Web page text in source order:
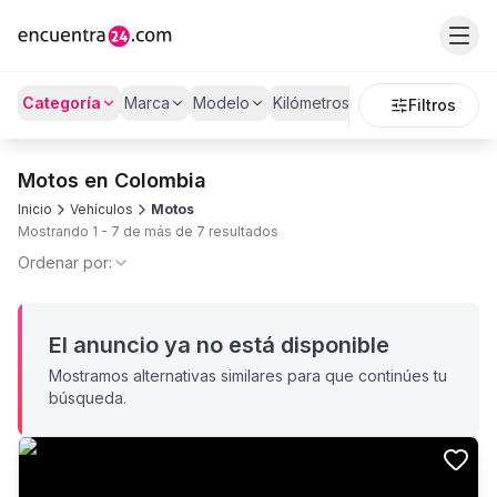
Categoría Marca Modelo Kilómetros PrecioFiltros
Motos en Colombia
Inicio Vehículos
Motos
Mostrando 1 - 7 de más de 7 resultados
Ordenar por:
El anuncio ya no está disponible
Mostramos alternativas similares para que continúes tu
búsqueda.